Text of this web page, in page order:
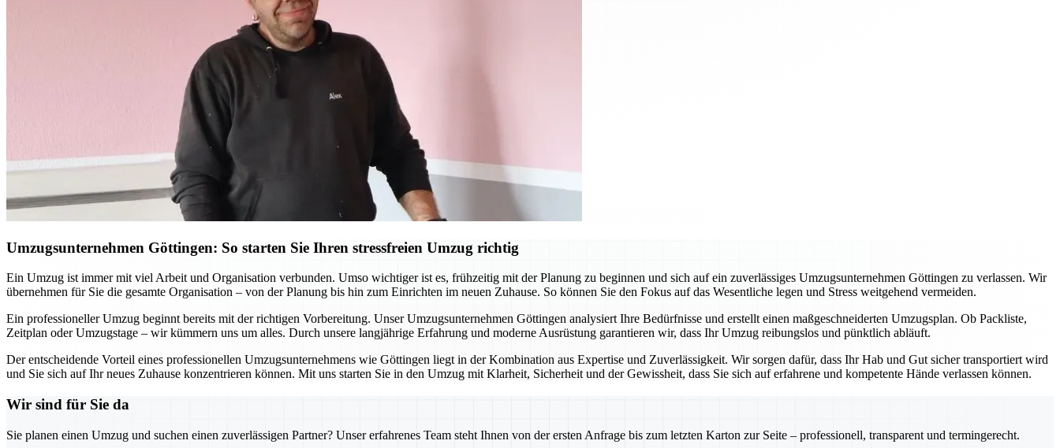
Umzugsunternehmen Göttingen: So starten Sie Ihren stressfreien Umzug richtig
Ein Umzug ist immer mit viel Arbeit und Organisation verbunden. Umso wichtiger ist es, frühzeitig mit der Planung zu beginnen und sich auf ein zuverlässiges Umzugsunternehmen Göttingen zu verlassen. Wir
übernehmen für Sie die gesamte Organisation – von der Planung bis hin zum Einrichten im neuen Zuhause. So können Sie den Fokus auf das Wesentliche legen und Stress weitgehend vermeiden.
Ein professioneller Umzug beginnt bereits mit der richtigen Vorbereitung. Unser Umzugsunternehmen Göttingen analysiert Ihre Bedürfnisse und erstellt einen maßgeschneiderten Umzugsplan. Ob Packliste,
Zeitplan oder Umzugstage – wir kümmern uns um alles. Durch unsere langjährige Erfahrung und moderne Ausrüstung garantieren wir, dass Ihr Umzug reibungslos und pünktlich abläuft.
Der entscheidende Vorteil eines professionellen Umzugsunternehmens wie Göttingen liegt in der Kombination aus Expertise und Zuverlässigkeit. Wir sorgen dafür, dass Ihr Hab und Gut sicher transportiert wird
und Sie sich auf Ihr neues Zuhause konzentrieren können. Mit uns starten Sie in den Umzug mit Klarheit, Sicherheit und der Gewissheit, dass Sie sich auf erfahrene und kompetente Hände verlassen können.
Wir sind für Sie da
Sie planen einen Umzug und suchen einen zuverlässigen Partner? Unser erfahrenes Team steht Ihnen von der ersten Anfrage bis zum letzten Karton zur Seite – professionell, transparent und termingerecht.